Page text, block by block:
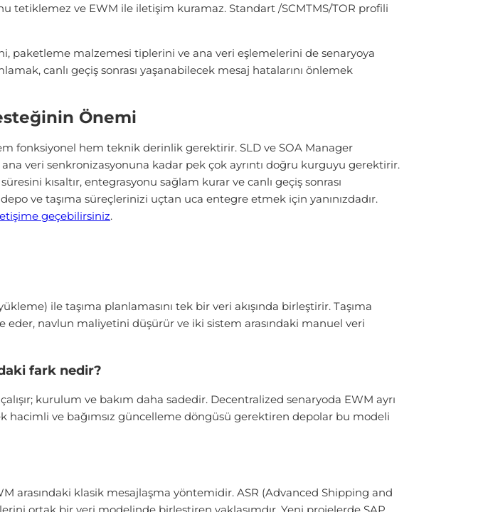
tetiklemez ve EWM ile iletişim kuramaz. Standart /SCMTMS/TOR profili
paketleme malzemesi tiplerini ve ana veri eşlemelerini de senaryoya
canlı geçiş sonrası yaşanabilecek mesaj hatalarını önlemek
Önemi
fonksiyonel hem teknik derinlik gerektirir. SLD ve SOA Manager
veri senkronizasyonuna kadar pek çok ayrıntı doğru kurguyu gerektirir.
kısaltır, entegrasyonu sağlam kurar ve canlı geçiş sonrası
ve taşıma süreçlerinizi uçtan uca entegre etmek için yanınızdadır.
geçebilirsiniz.
ile taşıma planlamasını tek bir veri akışında birleştirir. Taşıma
eder, navlun maliyetini düşürür ve iki sistem arasındaki manuel veri
fark nedir?
kurulum ve bakım daha sadedir. Decentralized senaryoda EWM ayrı
hacimli ve bağımsız güncelleme döngüsü gerektiren depolar bu modeli
arasındaki klasik mesajlaşma yöntemidir. ASR (Advanced Shipping and